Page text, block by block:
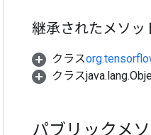
継承されたメソッ
クラス
クラス
パブリックメ